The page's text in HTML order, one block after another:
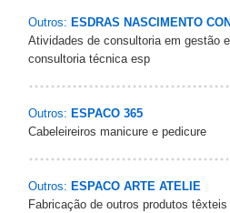
Outros: ESDRAS NASCIMENTO
Atividades de consultoria em gestão
consultoria técnica esp
Outros: ESPACO 365
Cabeleireiros manicure e pedicure
Outros: ESPACO ARTE ATELIE
Fabricação de outros produtos